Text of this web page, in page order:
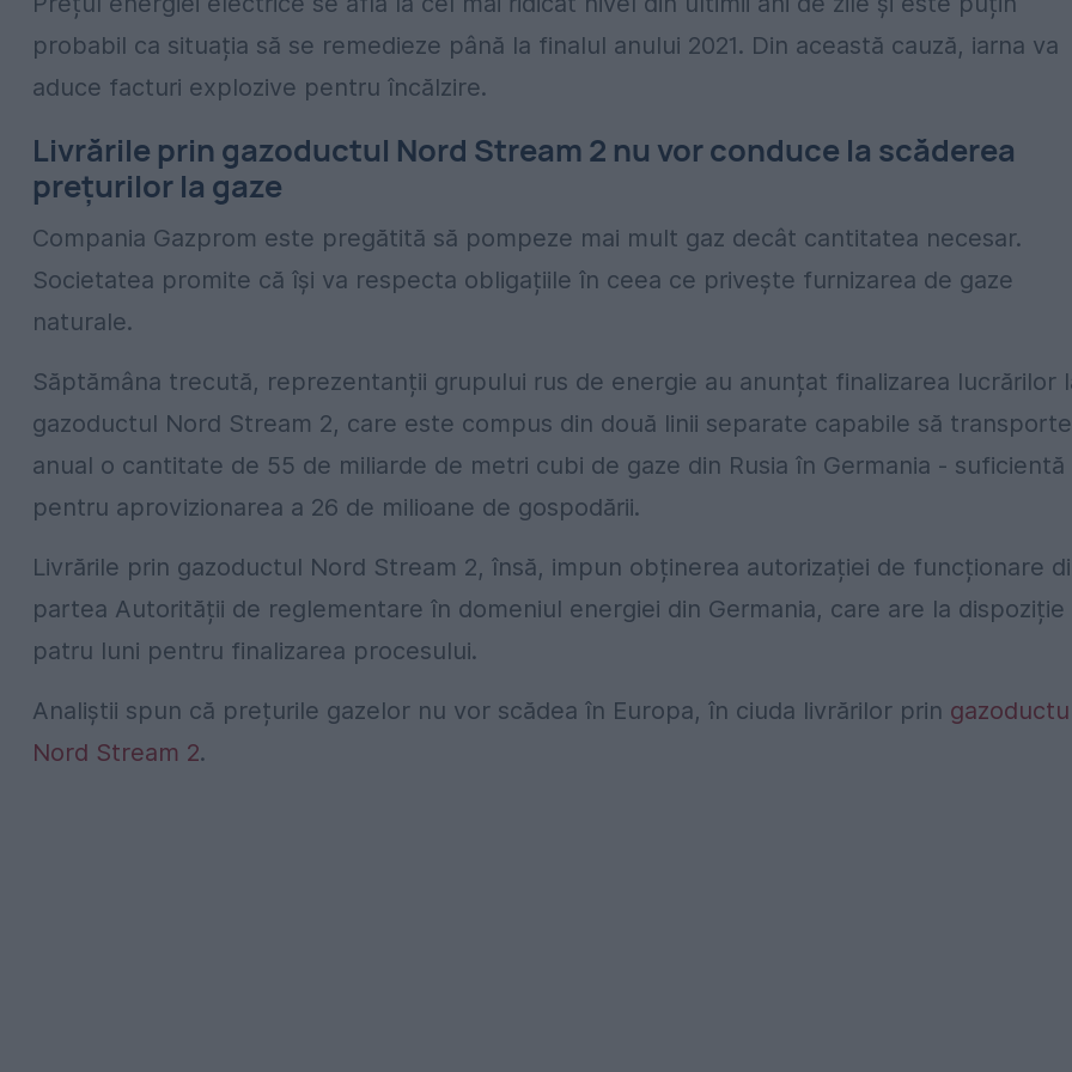
probabil ca situația să se remedieze până la finalul anului 2021. Din această cauză, iarna va
aduce facturi explozive pentru încălzire.
Livrările prin gazoductul Nord Stream 2 nu vor conduce la scăderea
prețurilor la gaze
Compania Gazprom este pregătită să pompeze mai mult gaz decât cantitatea necesar.
Societatea promite că își va respecta obligațiile în ceea ce privește furnizarea de gaze
naturale.
Săptămâna trecută, reprezentanții grupului rus de energie au anunțat finalizarea lucrărilor
gazoductul Nord Stream 2, care este compus din două linii separate capabile să transporte
anual o cantitate de 55 de miliarde de metri cubi de gaze din Rusia în Germania - suficientă
pentru aprovizionarea a 26 de milioane de gospodării.
Livrările prin gazoductul Nord Stream 2, însă, impun obținerea autorizației de funcționare
partea Autorității de reglementare în domeniul energiei din Germania, care are la dispoziție
patru luni pentru finalizarea procesului.
Analiștii spun că prețurile gazelor nu vor scădea în Europa, în ciuda livrărilor prin
Nord Stream 2.